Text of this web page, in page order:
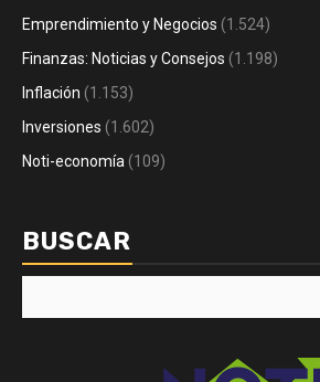
Emprendimiento y Negocios (1.524)
Finanzas: Noticias y Consejos (1.198)
Inflación (1.153)
Inversiones (1.602)
Noti-economía (109)
BUSCAR